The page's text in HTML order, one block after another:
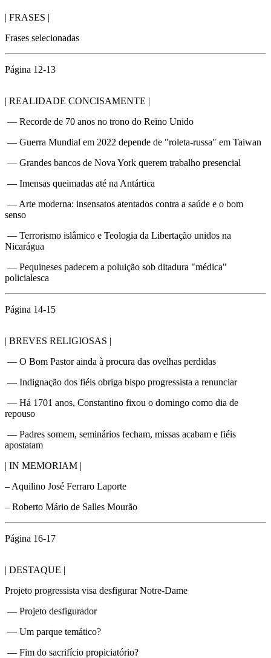
| FRASES |
Frases selecionadas
Página 12-13
| REALIDADE CONCISAMENTE |
— Recorde de 70 anos no trono do Reino Unido
— Guerra Mundial em 2022 depende de "roleta-russa" em Taiwan
— Grandes bancos de Nova York querem trabalho presencial
— Imensas queimadas até na Antártica
— Arte moderna: insensatos atentados contra a saúde e o bom
senso
— Terrorismo islâmico e Teologia da Libertação unidos na
Nicarágua
— Pequineses padecem a poluição sob ditadura "médica"
policialesca
Página 14-15
| BREVES RELIGIOSAS |
— O Bom Pastor ainda à procura das ovelhas perdidas
— Indignação dos fiéis obriga bispo progressista a renunciar
— Há 1701 anos, Constantino fixou o domingo como dia de
repouso
— Padres somem, seminários fecham, missas acabam e fiéis
apostatam
| IN MEMORIAM |
– Aquilino José Ferraro Laporte
– Roberto Mário de Salles Mourão
Página 16-17
| DESTAQUE |
Projeto progressista visa desfigurar Notre-Dame
— Projeto desfigurador
— Um parque temático?
— Fim do sacrifício propiciatório?